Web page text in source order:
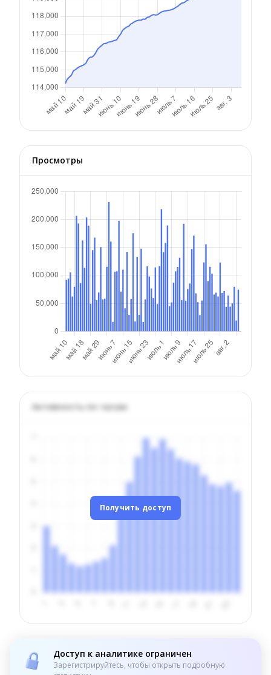
Просмотры
Активность по часам
Получить доступ
Доступ к аналитике ограничен
Зарегистрируйтесь, чтобы открыть подробную